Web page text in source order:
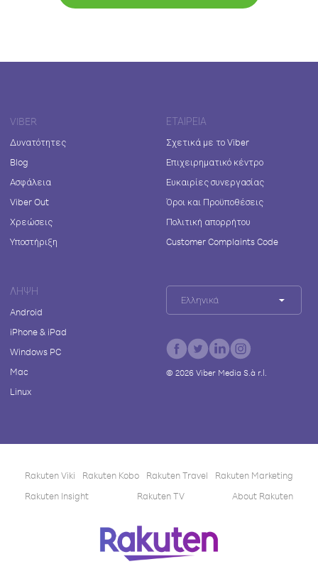
VIBER
Δυνατότητες
Blog
Ασφάλεια
Viber Out
Χρεώσεις
Υποστήριξη
ΕΤΑΙΡΕΊΑ
Σχετικά με το Viber
Επιχειρηματικό κέντρο
Ευκαιρίες συνεργασίας
Όροι και Προϋποθέσεις
Πολιτική απορρήτου
Customer Complaints Code
ΛΉΨΗ
Android
iPhone & iPad
Windows PC
Mac
Linux
Ελληνικά
© 2026Viber Media S.à r.l.
Rakuten Viki Rakuten Kobo Rakuten Travel
Rakuten Marketing
Rakuten Insight
Rakuten TV About Rakuten